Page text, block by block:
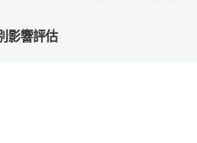
影響評估